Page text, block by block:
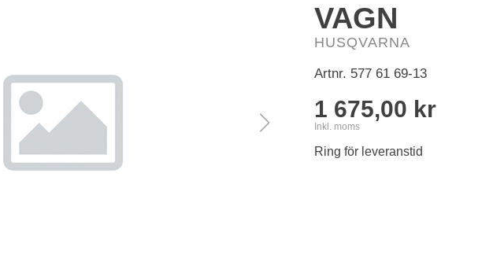
VAGN
HUSQVARNA
Artnr. 577 61 69-13
1 675,00 kr
Inkl. moms
Ring för leveranstid